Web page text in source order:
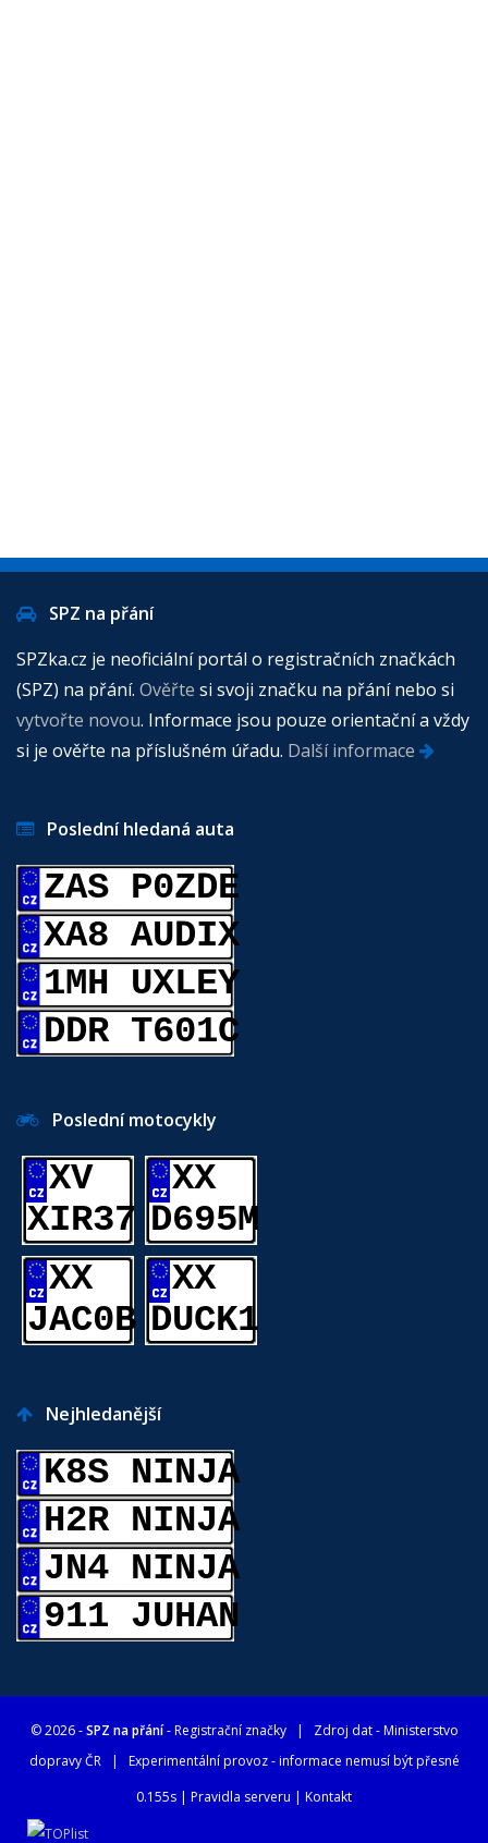
SPZ na přání
SPZka.cz je neoficiální portál o registračních značkách
(SPZ) na přání. Ověřte si svoji značku na přání nebo si
vytvořte novou. Informace jsou pouze orientační a vždy
si je ověřte na příslušném úřadu. Další informace
Poslední hledaná auta
ZAS P0ZDE
XA8 AUDIX
1MH UXLEY
DDR T601C
Poslední motocykly
XV
XIR37
XX
D695M
XX
JAC0B
XX
DUCK1
Nejhledanější
K8S NINJA
H2R NINJA
JN4 NINJA
911 JUHAN
© 2026 -SPZ na přání- Registrační značky| Zdroj dat -Ministerstvo
dopravy ČR| Experimentální provoz - informace nemusí být přesné
0.155s | Pravidla serveru | Kontakt